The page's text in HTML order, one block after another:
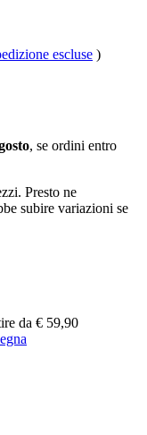
escluse )
, se ordini entro
Presto ne
subire variazioni se
da € 59,90